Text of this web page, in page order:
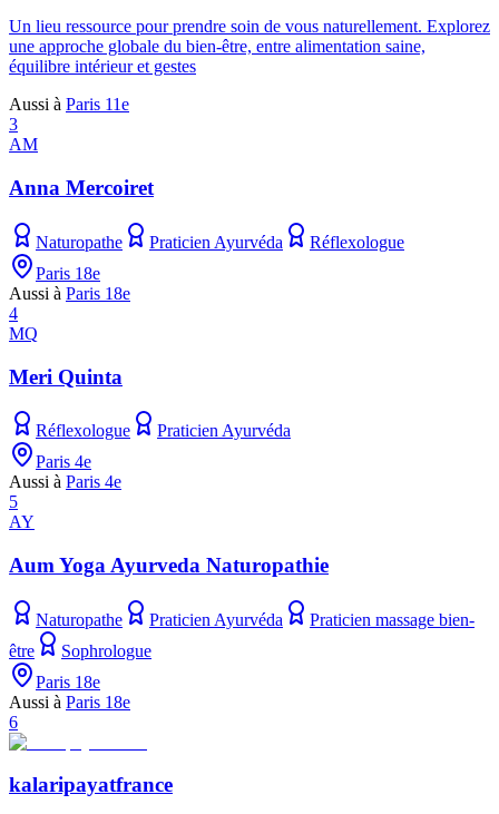
Un lieu ressource pour prendre soin de vous naturellement. Explorez
une approche globale du bien-être, entre alimentation saine,
équilibre intérieur et gestes
Aussi à Paris 11e
3
AM
Anna Mercoiret
Naturopathe Praticien Ayurvéda
Réflexologue
Paris 18e
Aussi à Paris 18e
4
MQ
Meri Quinta
Réflexologue
Praticien Ayurvéda
Paris 4e
Aussi à Paris 4e
5
AY
Aum Yoga Ayurveda Naturopathie
Naturopathe Praticien Ayurvéda
Praticien massage bien-
être
Sophrologue
Paris 18e
Aussi à Paris 18e
6
kalaripayatfrance